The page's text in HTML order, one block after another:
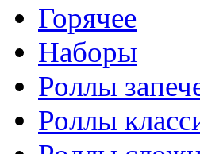
Горячее
Наборы
Роллы
Роллы